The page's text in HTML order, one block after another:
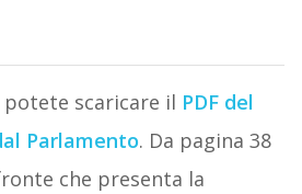
scaricare il PDF del
Parlamento. Da pagina 38
che presenta la